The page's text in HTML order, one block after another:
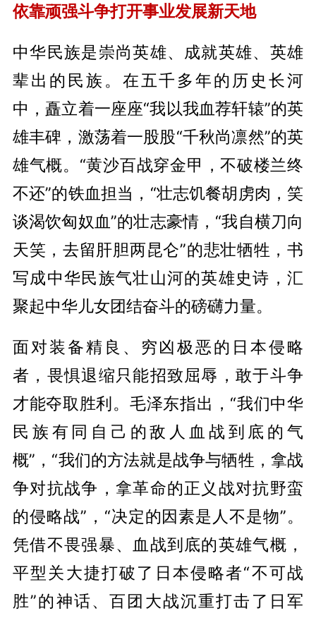
依靠顽强斗争打开事业发展新天地
中华民族是崇尚英雄、成就英雄、英雄
辈出的民族。在五千多年的历史长河
中，矗立着一座座“我以我血荐轩辕”的英
雄丰碑，激荡着一股股“千秋尚凛然”的英
雄气概。“黄沙百战穿金甲，不破楼兰终
不还”的铁血担当，“壮志饥餐胡虏肉，笑
谈渴饮匈奴血”的壮志豪情，“我自横刀向
天笑，去留肝胆两昆仑”的悲壮牺牲，书
写成中华民族气壮山河的英雄史诗，汇
聚起中华儿女团结奋斗的磅礴力量。
面对装备精良、穷凶极恶的日本侵略
者，畏惧退缩只能招致屈辱，敢于斗争
才能夺取胜利。毛泽东指出，“我们中华
民族有同自己的敌人血战到底的气
概”，“我们的方法就是战争与牺牲，拿战
争对抗战争，拿革命的正义战对抗野蛮
的侵略战”，“决定的因素是人不是物”。
凭借不畏强暴、血战到底的英雄气概，
平型关大捷打破了日本侵略者“不可战
胜”的神话、百团大战沉重打击了日军